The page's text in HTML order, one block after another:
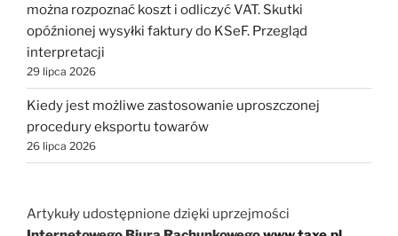
można rozpoznać koszt i odliczyć VAT. Skutki
opóźnionej wysyłki faktury do KSeF. Przegląd
interpretacji
29 lipca 2026
Kiedy jest możliwe zastosowanie uproszczonej
procedury eksportu towarów
26 lipca 2026
Artykuły udostępnione dzięki uprzejmości